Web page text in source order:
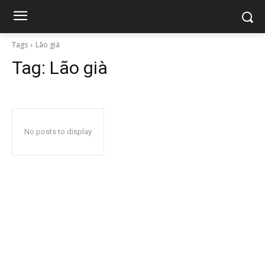
Tags Lão già
Tag: Lão già
No posts to display